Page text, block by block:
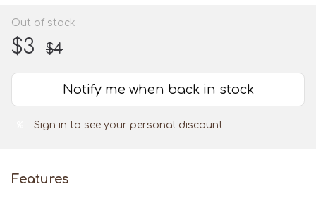
Out of stock
$3 $4
Notify me when back in stock
Sign in to see your personal discount
Features